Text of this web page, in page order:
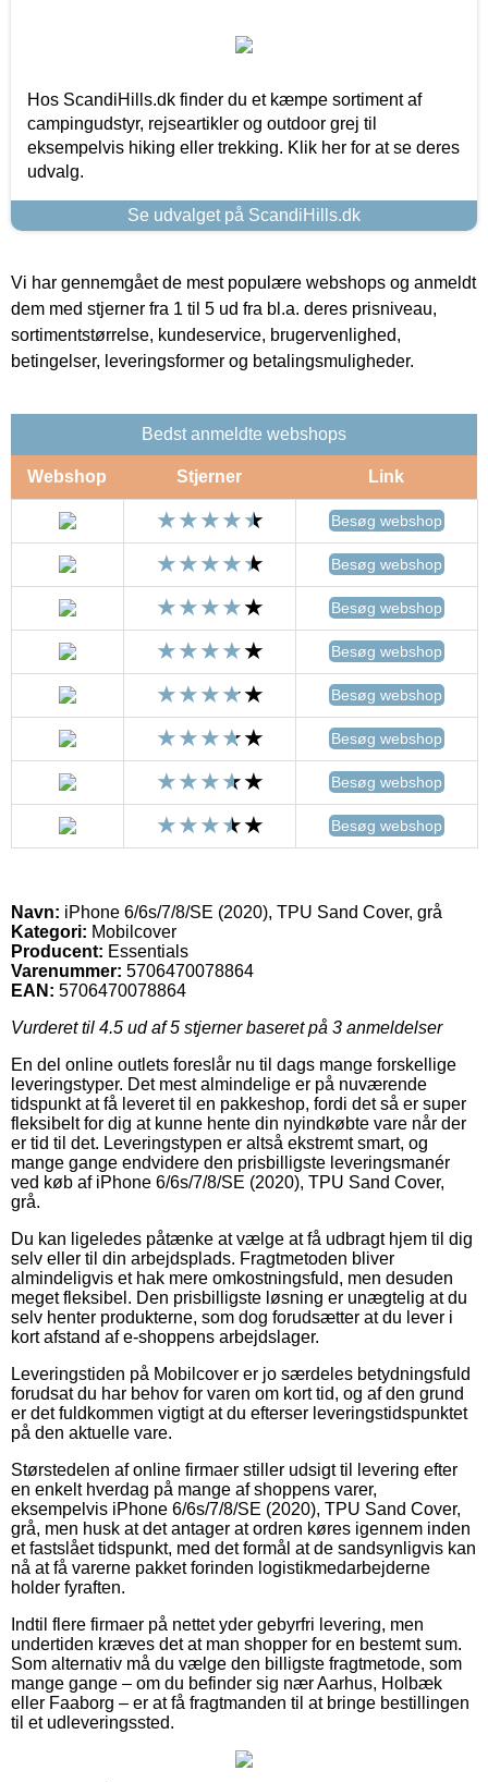
Hos ScandiHills.dk finder du et kæmpe sortiment af
campingudstyr, rejseartikler og outdoor grej til
eksempelvis hiking eller trekking. Klik her for at se deres
udvalg.
Se udvalget på ScandiHills.dk
Vi har gennemgået de mest populære webshops og anmeldt
dem med stjerner fra 1 til 5 ud fra bl.a. deres prisniveau,
sortimentstørrelse, kundeservice, brugervenlighed,
betingelser, leveringsformer og betalingsmuligheder.
Bedst anmeldte webshops
Webshop Stjerner Link
Besøg webshop
Besøg webshop
Besøg webshop
Besøg webshop
Besøg webshop
Besøg webshop
Besøg webshop
Besøg webshop
Navn: iPhone 6/6s/7/8/SE (2020), TPU Sand Cover, grå
Kategori: Mobilcover
Producent: Essentials
Varenummer: 5706470078864
EAN: 5706470078864
Vurderet til 4.5 ud af 5 stjerner baseret på 3 anmeldelser
En del online outlets foreslår nu til dags mange forskellige
leveringstyper. Det mest almindelige er på nuværende
tidspunkt at få leveret til en pakkeshop, fordi det så er super
fleksibelt for dig at kunne hente din nyindkøbte vare når der
er tid til det. Leveringstypen er altså ekstremt smart, og
mange gange endvidere den prisbilligste leveringsmanér
ved køb af iPhone 6/6s/7/8/SE (2020), TPU Sand Cover,
grå.
Du kan ligeledes påtænke at vælge at få udbragt hjem til dig
selv eller til din arbejdsplads. Fragtmetoden bliver
almindeligvis et hak mere omkostningsfuld, men desuden
meget fleksibel. Den prisbilligste løsning er unægtelig at du
selv henter produkterne, som dog forudsætter at du lever i
kort afstand af e-shoppens arbejdslager.
Leveringstiden på Mobilcover er jo særdeles betydningsfuld
forudsat du har behov for varen om kort tid, og af den grund
er det fuldkommen vigtigt at du efterser leveringstidspunktet
på den aktuelle vare.
Størstedelen af online firmaer stiller udsigt til levering efter
en enkelt hverdag på mange af shoppens varer,
eksempelvis iPhone 6/6s/7/8/SE (2020), TPU Sand Cover,
grå, men husk at det antager at ordren køres igennem inden
et fastslået tidspunkt, med det formål at de sandsynligvis kan
nå at få varerne pakket forinden logistikmedarbejderne
holder fyraften.
Indtil flere firmaer på nettet yder gebyrfri levering, men
undertiden kræves det at man shopper for en bestemt sum.
Som alternativ må du vælge den billigste fragtmetode, som
mange gange – om du befinder sig nær Aarhus, Holbæk
eller Faaborg – er at få fragtmanden til at bringe bestillingen
til et udleveringssted.